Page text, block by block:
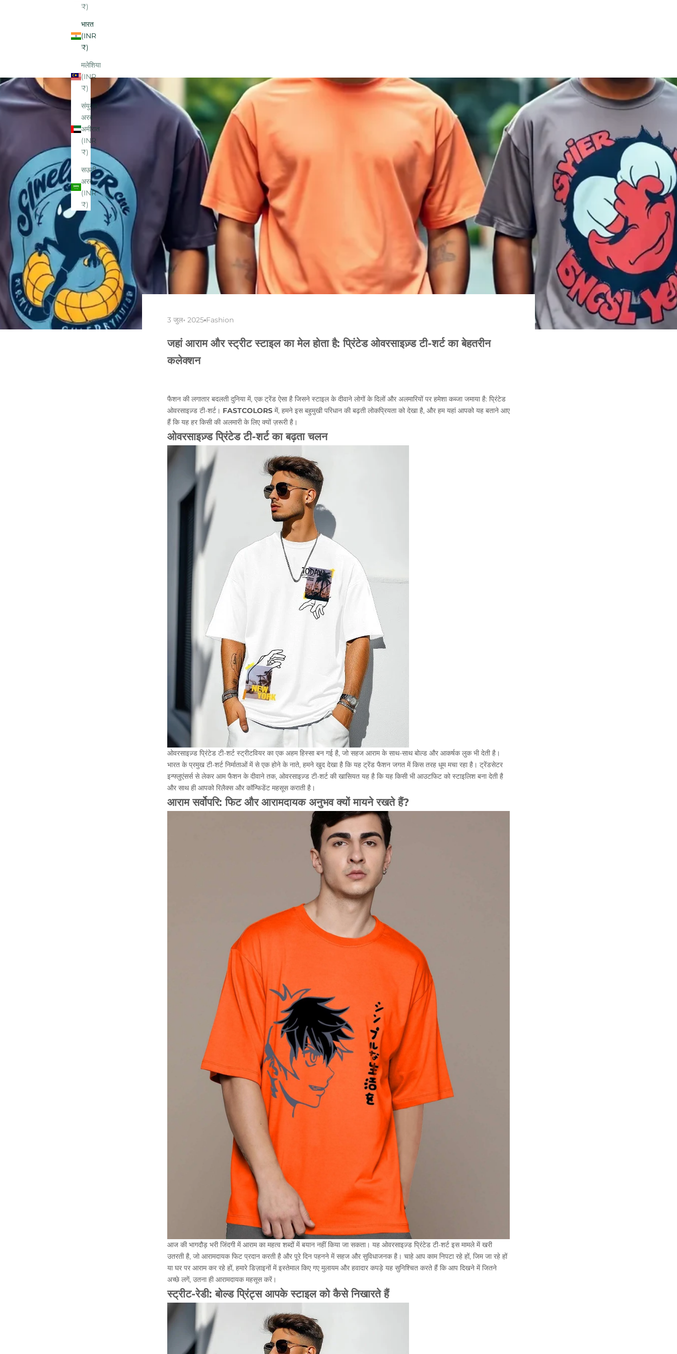
₹)
भारत
(INR
₹)
मलेशिया
(INR
₹)
संयुक्त
अरब
अमीरात
(INR
₹)
सऊदी
अरब
(INR
₹)
3 जुल॰ 2025 Fashion
जहां आराम और स्ट्रीट स्टाइल का मेल होता है: प्रिंटेड ओवरसाइज़्ड टी-शर्ट का बेहतरीन
कलेक्शन
फैशन की लगातार बदलती दुनिया में, एक ट्रेंड ऐसा है जिसने स्टाइल के दीवाने लोगों के दिलों और अलमारियों पर हमेशा कब्जा जमाया है: प्रिंटेड
ओवरसाइज़्ड टी-शर्ट। FASTCOLORS में, हमने इस बहुमुखी परिधान की बढ़ती लोकप्रियता को देखा है, और हम यहां आपको यह बताने आए
हैं कि यह हर किसी की अलमारी के लिए क्यों ज़रूरी है।
ओवरसाइज़्ड प्रिंटेड टी-शर्ट का बढ़ता चलन
ओवरसाइज़्ड प्रिंटेड टी-शर्ट स्ट्रीटवियर का एक अहम हिस्सा बन गई है, जो सहज आराम के साथ-साथ बोल्ड और आकर्षक लुक भी देती है।
भारत के प्रमुख टी-शर्ट निर्माताओं में से एक होने के नाते, हमने खुद देखा है कि यह ट्रेंड फैशन जगत में किस तरह धूम मचा रहा है। ट्रेंडसेटर
इन्फ्लुएंसर्स से लेकर आम फैशन के दीवाने तक, ओवरसाइज़्ड टी-शर्ट की खासियत यह है कि यह किसी भी आउटफिट को स्टाइलिश बना देती है
और साथ ही आपको रिलैक्स और कॉन्फिडेंट महसूस कराती है।
आराम सर्वोपरि: फिट और आरामदायक अनुभव क्यों मायने रखते हैं?
आज की भागदौड़ भरी जिंदगी में आराम का महत्व शब्दों में बयान नहीं किया जा सकता। यह ओवरसाइज़्ड प्रिंटेड टी-शर्ट इस मामले में खरी
उतरती है, जो आरामदायक फिट प्रदान करती है और पूरे दिन पहनने में सहज और सुविधाजनक है। चाहे आप काम निपटा रहे हों, जिम जा रहे हों
या घर पर आराम कर रहे हों, हमारे डिज़ाइनों में इस्तेमाल किए गए मुलायम और हवादार कपड़े यह सुनिश्चित करते हैं कि आप दिखने में जितने
अच्छे लगें, उतना ही आरामदायक महसूस करें।
स्ट्रीट-रेडी: बोल्ड प्रिंट्स आपके स्टाइल को कैसे निखारते हैं